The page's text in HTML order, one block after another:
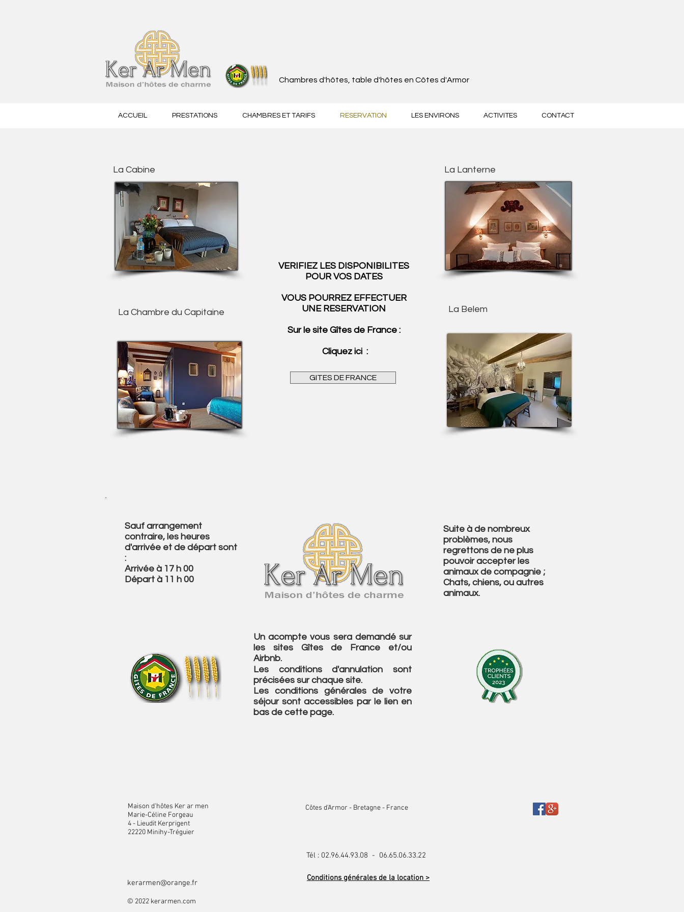
Chambres d'hôtes, table d'hôtes en Côtes d'Armor
La Cabine
La Chambre du Capitaine
La Lanterne
VERIFIEZ LES DISPONIBILITES
POUR VOS DATES
VOUS POURREZ EFFECTUER
UNE RESERVATION
Sur le site Gîtes de France :
Cliquez ici :
GITES DE FRANCE
La Belem
Sauf arrangement
contraire, les heures
d'arrivée et de départ sont
:
Arrivée à 17 h 00
Départ à 11 h 00
Suite à de nombreux
problèmes, nous
regrettons de ne plus
pouvoir accepter les
animaux de compagnie ;
Chats, chiens, ou autres
animaux.
Un acompte vous sera demandé sur
les sites Gîtes de France et/ou
Airbnb.
Les conditions d'annulation sont
précisées sur chaque site.
Les conditions générales de votre
séjour sont accessibles par le lien en
bas de cette page.
ACCUEIL PRESTATIONS CHAMBRES ET TARIFS RESERVATION LES ENVIRONS ACTIVITES CONTACT
Maison d'hôtes Ker ar men
Marie-Céline Forgeau
4 - Lieudit Kerprigent
22220 Minihy-Tréguier
Côtes d'Armor - Bretagne - France
Tél : 02.96.44.93.08 - 06.65.06.33.22
kerarmen@orange.fr
Conditions générales de la location >
© 2022 kerarmen.com